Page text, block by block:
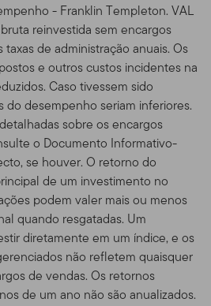
- Franklin Templeton. VAL
reinvestida sem encargos
de administração anuais. Os
e outros custos incidentes na
Caso tivessem sido
do desempenho seriam inferiores.
sobre os encargos
o Documento Informativo-
se houver. O retorno do
de um investimento no
podem valer mais ou menos
quando resgatadas. Um
diretamente em um índice, e os
não refletem quaisquer
de vendas. Os retornos
de um ano não são anualizados.
acumulada nas cotas, se
Performance anterior não
Fundos e outros produtos
depósitos ou obrigações
financeiras, e estão sujeitos a
perda da quantia principal
Todos os fundos estão sujeitos
geral, investimentos que
retorno mais alto estão
maior de risco. Ações e
direitos de propriedade
tiveram melhor
classes de ativos a longo
de forma mais dramática